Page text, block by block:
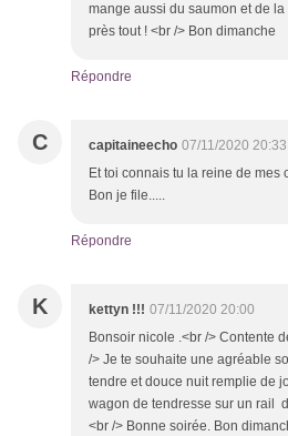
mange aussi du saumon et de
près tout ! <br /> Bon dimanche
Répondre
C capitaineecho 07/11/2020 20:33
Et toi connais tu la reine de mes
Bon je file.....
Répondre
K kettyn !!! 07/11/2020 20:00
Bonsoir nicole .<br /> Contente
/> Je te souhaite une agréable
tendre et douce nuit remplie de
wagon de tendresse sur un rail
<br /> Bonne soirée. Bon